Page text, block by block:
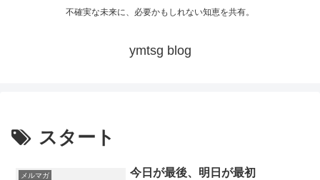
不確実な未来に、必要かもしれない知恵を共有。
ymtsg blog
スタート
メルマガ 今日が最後、明日が最初